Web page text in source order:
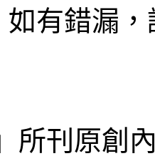
如有錯漏
所刊原創